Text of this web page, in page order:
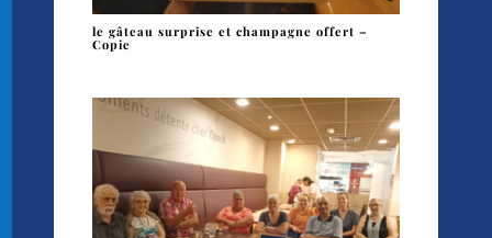
le gâteau surprise et champagne offert –
Copie